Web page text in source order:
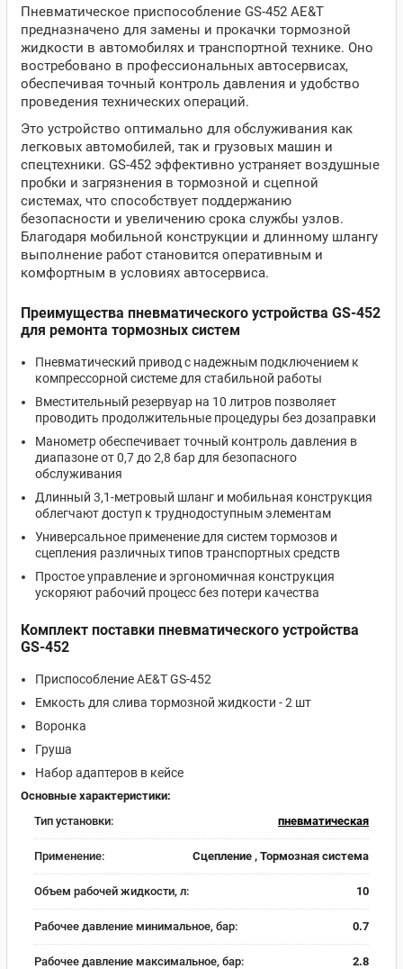
Пневматическое приспособление GS-452 AE&T
предназначено для замены и прокачки тормозной
жидкости в автомобилях и транспортной технике. Оно
востребовано в профессиональных автосервисах,
обеспечивая точный контроль давления и удобство
проведения технических операций.
Это устройство оптимально для обслуживания как
легковых автомобилей, так и грузовых машин и
спецтехники. GS-452 эффективно устраняет воздушные
пробки и загрязнения в тормозной и сцепной
системах, что способствует поддержанию
безопасности и увеличению срока службы узлов.
Благодаря мобильной конструкции и длинному шлангу
выполнение работ становится оперативным и
комфортным в условиях автосервиса.
Преимущества пневматического устройства GS-452
для ремонта тормозных систем
Пневматический привод с надежным подключением к
компрессорной системе для стабильной работы
Вместительный резервуар на 10 литров позволяет
проводить продолжительные процедуры без дозаправки
Манометр обеспечивает точный контроль давления в
диапазоне от 0,7 до 2,8 бар для безопасного
обслуживания
Длинный 3,1-метровый шланг и мобильная конструкция
облегчают доступ к труднодоступным элементам
Универсальное применение для систем тормозов и
сцепления различных типов транспортных средств
Простое управление и эргономичная конструкция
ускоряют рабочий процесс без потери качества
Комплект поставки пневматического устройства
GS-452
Приспособление AE&T GS-452
Емкость для слива тормозной жидкости - 2 шт
Воронка
Груша
Набор адаптеров в кейсе
Основные характеристики:
Тип установки:
пневматическая
Применение: Сцепление , Тормозная система
Объем рабочей жидкости, л: 10
Рабочее давление минимальное, бар: 0.7
Рабочее давление максимальное, бар: 2.8